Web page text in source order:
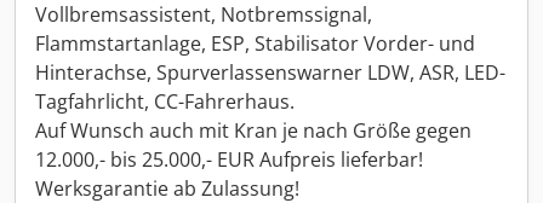
Vollbremsassistent, Notbremssignal,
Flammstartanlage, ESP, Stabilisator Vorder- und
Hinterachse, Spurverlassenswarner LDW, ASR, LED-
Tagfahrlicht, CC-Fahrerhaus.
Auf Wunsch auch mit Kran je nach Größe gegen
12.000,- bis 25.000,- EUR Aufpreis lieferbar!
Werksgarantie ab Zulassung!